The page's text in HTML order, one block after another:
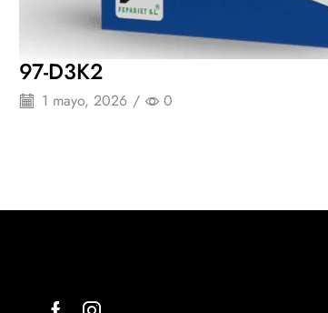
97-D3K2
1 mayo, 2026 / 0